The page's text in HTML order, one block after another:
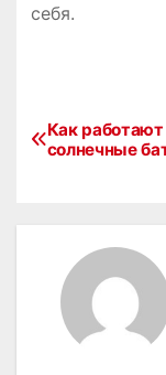
себя.
а
Как работают
солнечные